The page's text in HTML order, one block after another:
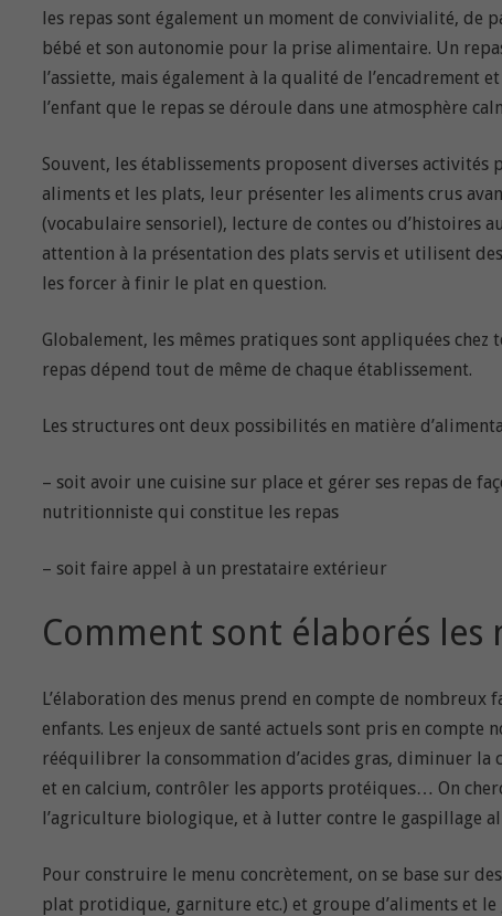
les repas sont également un moment de convivialité, de
bébé et son autonomie pour la prise alimentaire. Un
l’assiette, mais également à la qualité de
l’enfant que le repas se déroule dans une atmosphère
Souvent, les établissements proposent diverses
aliments et les plats, leur présenter les aliments crus
(vocabulaire sensoriel), lecture de contes ou d’histoires
attention à la présentation des plats servis et utilisent
les forcer à finir le plat en question.
Globalement, les mêmes pratiques sont appliquées chez
repas dépend tout de même de chaque établissement.
Les structures ont deux possibilités en matière
– soit avoir une cuisine sur place et gérer ses repas de
nutritionniste qui constitue les repas
– soit faire appel à un prestataire extérieur
Comment sont élaborés les
L’élaboration des menus prend en compte de
enfants. Les enjeux de santé actuels sont pris en
rééquilibrer la consommation d’acides gras, diminuer
et en calcium, contrôler les apports protéiques… On
l’agriculture biologique, et à lutter contre le gaspillage
Pour construire le menu concrètement, on se base sur
plat protidique, garniture etc.) et groupe d’aliments et le